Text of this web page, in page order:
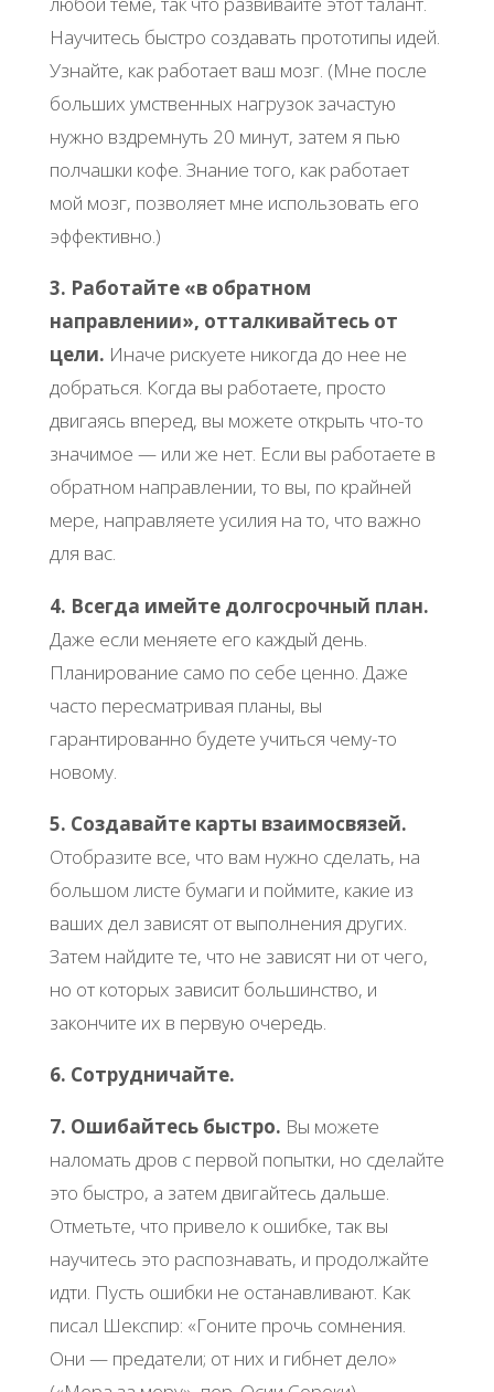
Научитесь быстро создавать прототипы идей.
Узнайте, как работает ваш мозг. (Мне после
больших умственных нагрузок зачастую
нужно вздремнуть 20 минут, затем я пью
полчашки кофе. Знание того, как работает
мой мозг, позволяет мне использовать его
эффективно.)
3. Работайте «в обратном
направлении», отталкивайтесь от
цели. Иначе рискуете никогда до нее не
добраться. Когда вы работаете, просто
двигаясь вперед, вы можете открыть что-то
значимое — или же нет. Если вы работаете в
обратном направлении, то вы, по крайней
мере, направляете усилия на то, что важно
для вас.
4. Всегда имейте долгосрочный план.
Даже если меняете его каждый день.
Планирование само по себе ценно. Даже
часто пересматривая планы, вы
гарантированно будете учиться чему-то
новому.
5. Создавайте карты взаимосвязей.
Отобразите все, что вам нужно сделать, на
большом листе бумаги и поймите, какие из
ваших дел зависят от выполнения других.
Затем найдите те, что не зависят ни от чего,
но от которых зависит большинство, и
закончите их в первую очередь.
6. Сотрудничайте.
7. Ошибайтесь быстро. Вы можете
наломать дров с первой попытки, но сделайте
это быстро, а затем двигайтесь дальше.
Отметьте, что привело к ошибке, так вы
научитесь это распознавать, и продолжайте
идти. Пусть ошибки не останавливают. Как
писал Шекспир: «Гоните прочь сомнения.
Они — предатели; от них и гибнет дело»